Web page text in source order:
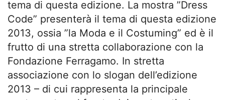
tema di questa edizione. La mostra ”Dress
Code” presenterà il tema di questa edizione
2013, ossia ”la Moda e il Costuming” ed è il
frutto di una stretta collaborazione con la
Fondazione Ferragamo. In stretta
associazione con lo slogan dell’edizione
2013 – di cui rappresenta la principale